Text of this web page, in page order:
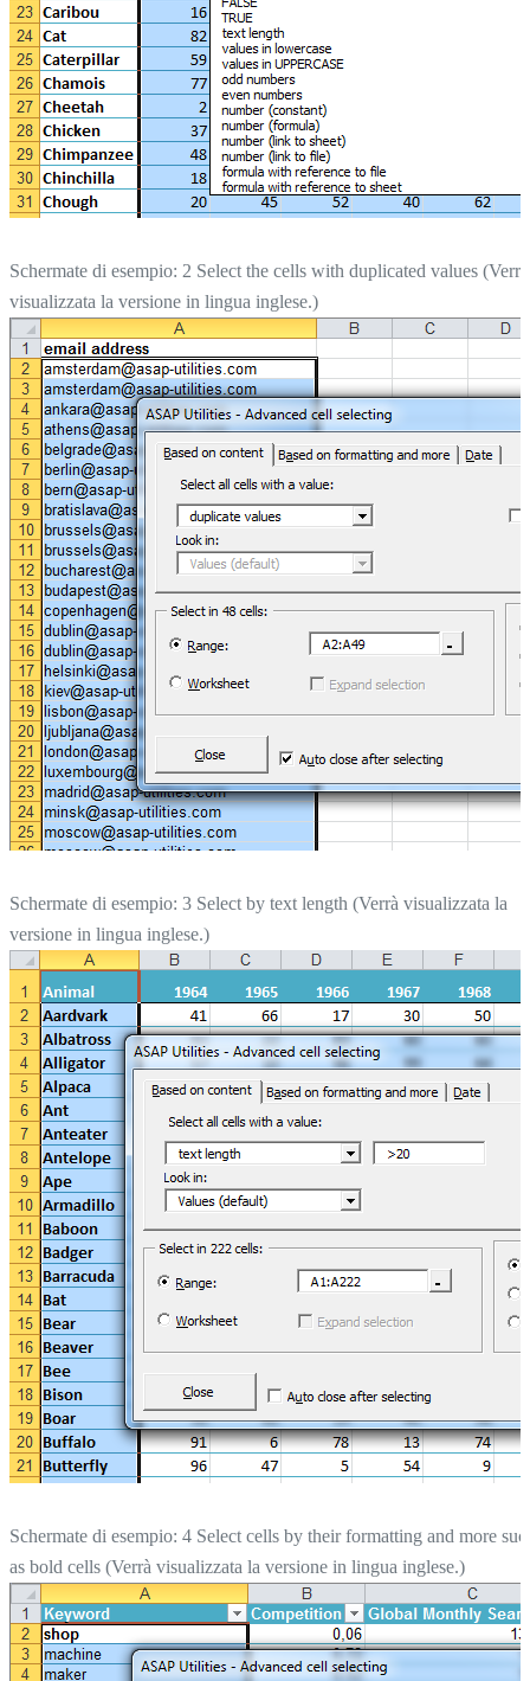
Schermate di esempio: 2 Select the cells with duplicated values (Verrà
visualizzata la versione in lingua inglese.)
Schermate di esempio: 3 Select by text length (Verrà visualizzata la
versione in lingua inglese.)
Schermate di esempio: 4 Select cells by their formatting and more
as bold cells (Verrà visualizzata la versione in lingua inglese.)